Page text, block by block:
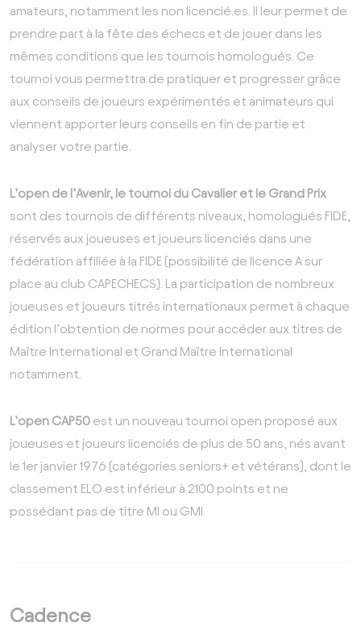
amateurs, notamment les non licencié.es. Il leur permet de
prendre part à la fête des échecs et de jouer dans les
mêmes conditions que les tournois homologués. Ce
tournoi vous permettra de pratiquer et progresser grâce
aux conseils de joueurs expérimentés et animateurs qui
viennent apporter leurs conseils en fin de partie et
analyser votre partie.
L’open de l’Avenir, le tournoi du Cavalier et le Grand Prix
sont des tournois de différents niveaux, homologués FIDE,
réservés aux joueuses et joueurs licenciés dans une
fédération affiliée à la FIDE (possibilité de licence A sur
place au club CAPECHECS). La participation de nombreux
joueuses et joueurs titrés internationaux permet à chaque
édition l’obtention de normes pour accéder aux titres de
Maître International et Grand Maître International
notamment.
L’open CAP50 est un nouveau tournoi open proposé aux
joueuses et joueurs licenciés de plus de 50 ans, nés avant
le 1er janvier 1976 (catégories seniors+ et vétérans), dont le
classement ELO est inférieur à 2100 points et ne
possédant pas de titre MI ou GMI.
Cadence